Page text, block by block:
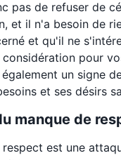
pas de refuser de
et il n'a besoin de
et qu'il ne
considération pour
un signe
et ses désirs
manque de
respect est une